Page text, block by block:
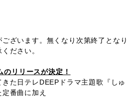
ざいます。無くなり次第終了となり
ださい。
リリースが決定！
た日テレDEEPドラマ主題歌『しゅ
番曲に加え